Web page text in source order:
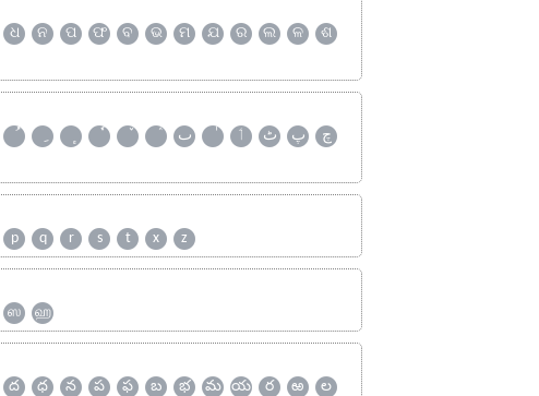
ଧ ନ ପ ଫ ବ ଭ ମ ଯ ର ଲ ଳ
ଶ
ٮ ٲ ٹ پ
چ
p q r s t x z
ஸ ஹ
ద ధ న ప ఫ బ భ మ య ర ఱ
ల